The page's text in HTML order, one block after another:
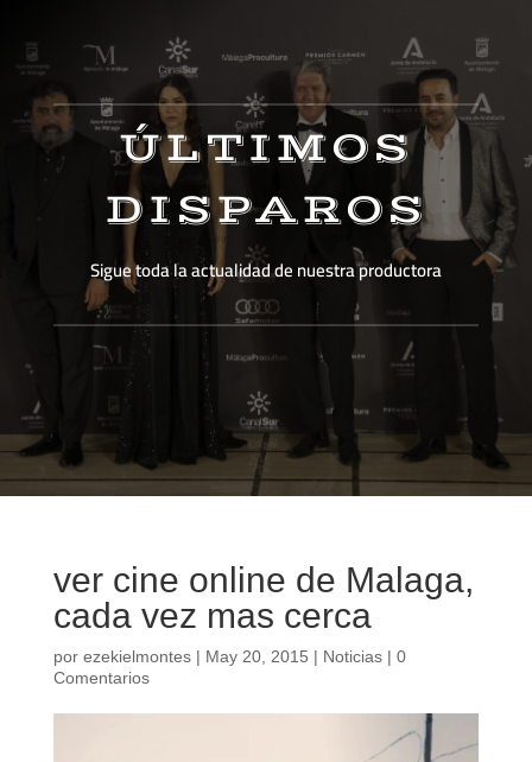
ÚLTIMOS
DISPAROS
Sigue toda la actualidad de nuestra productora
ver cine online de Malaga,
cada vez mas cerca
por ezekielmontes| May 20, 2015 | Noticias| 0
Comentarios